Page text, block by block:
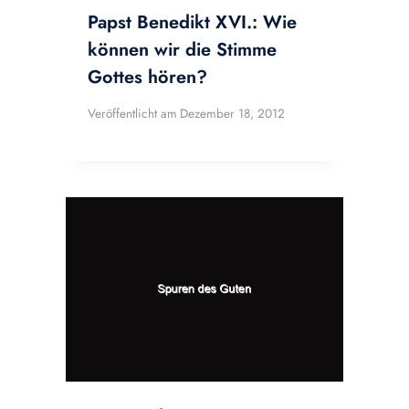
Papst Benedikt XVI.: Wie
können wir die Stimme
Gottes hören?
Veröffentlicht am Dezember 18, 2012